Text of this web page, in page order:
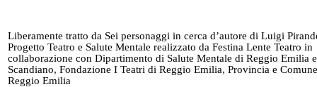
Liberamente tratto da Sei personaggi in cerca d’autore di Luigi
Progetto Teatro e Salute Mentale realizzato da Festina Lente Teatro in
collaborazione con Dipartimento di Salute Mentale di Reggio Emilia e
Scandiano, Fondazione I Teatri di Reggio Emilia, Provincia e
Reggio Emilia